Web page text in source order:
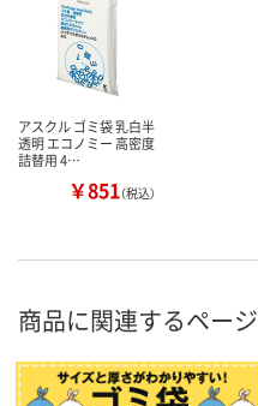
アスクル ゴミ袋 乳白半
透明 エコノミー 高密度
詰替用 4…
￥851（税込）
商品に関連するページ